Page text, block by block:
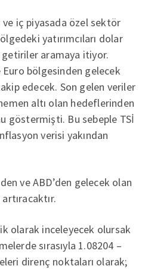
iç piyasada özel sektör
yatırımcıları dolar
getiriler aramaya itiyor.
bölgesinden gelecek
edecek. Son gelen veriler
altı olan hedeflerinden
göstermişti. Bu sebeple TSİ
verisi yakından
ve ABD’den gelecek olan
olarak inceleyecek olursak
sırasıyla 1.08204 –
direnç noktaları olarak;